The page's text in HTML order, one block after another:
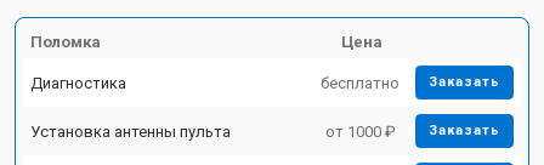
Поломка Цена
Диагностика бесплатно Заказать
Установка антенны пульта от 1000 ₽ Заказать